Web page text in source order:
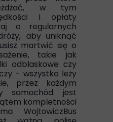
w tym
i opłaty
o regularnych
aby uniknąć
martwić się o
takie jak
odblaskowe czy
- wszystko leży
przez każdym
samochód jest
kompletności
WojtowiczBus